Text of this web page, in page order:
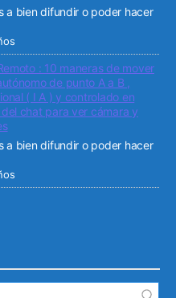
a bien difundir o poder hacer
: 10 maneras de mover
de punto A a B ,
( I A ) y controlado en
chat para ver cámara y
a bien difundir o poder hacer